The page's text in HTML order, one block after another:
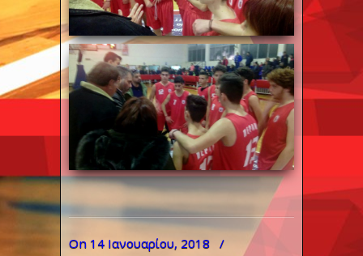
On 14 Ιανουαρίου, 2018
/